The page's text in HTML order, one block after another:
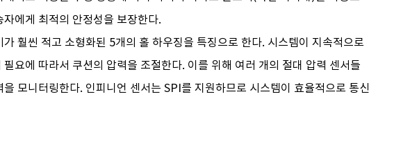
에게 최적의 안정성을 보장한다.
훨씬 적고 소형화된 5개의 홀 하우징을 특징으로 한다. 시스템이 지속적으로
요에 따라서 쿠션의 압력을 조절한다. 이를 위해 여러 개의 절대 압력 센서들
모니터링한다. 인피니언 센서는 SPI를 지원하므로 시스템이 효율적으로 통신